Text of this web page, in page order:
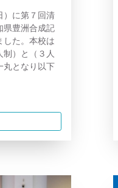
）に第７回清
県豊洲合成記
した。本校は
制）と（３人
丸となり以下